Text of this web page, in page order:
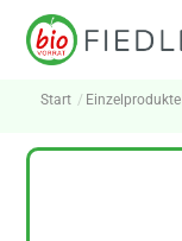
Skip
Start Einzelprodukte